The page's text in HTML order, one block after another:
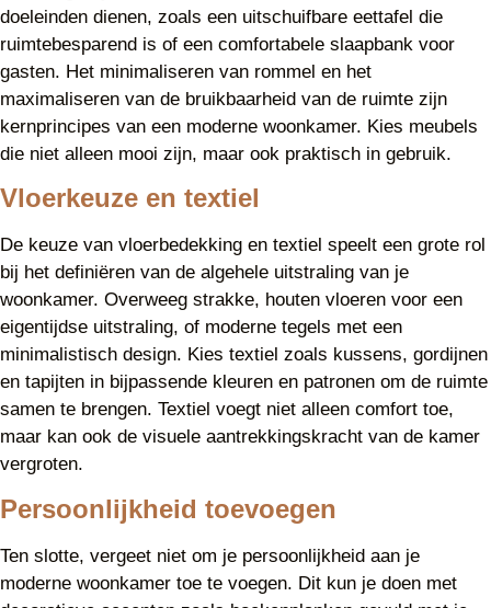
doeleinden dienen, zoals een uitschuifbare eettafel die
ruimtebesparend is of een comfortabele slaapbank voor
gasten. Het minimaliseren van rommel en het
maximaliseren van de bruikbaarheid van de ruimte zijn
kernprincipes van een moderne woonkamer. Kies meubels
die niet alleen mooi zijn, maar ook praktisch in gebruik.
Vloerkeuze en textiel
De keuze van vloerbedekking en textiel speelt een grote rol
bij het definiëren van de algehele uitstraling van je
woonkamer. Overweeg strakke, houten vloeren voor een
eigentijdse uitstraling, of moderne tegels met een
minimalistisch design. Kies textiel zoals kussens, gordijnen
en tapijten in bijpassende kleuren en patronen om de ruimte
samen te brengen. Textiel voegt niet alleen comfort toe,
maar kan ook de visuele aantrekkingskracht van de kamer
vergroten.
Persoonlijkheid toevoegen
Ten slotte, vergeet niet om je persoonlijkheid aan je
moderne woonkamer toe te voegen. Dit kun je doen met